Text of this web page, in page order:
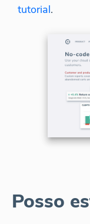
tutorial.
Posso